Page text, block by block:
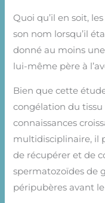
Quoi qu’il en soit,
son nom lorsqu’il
donné au moins
lui-même père à
Bien que cette
congélation du tissu
connaissances
multidisciplinaire, il
de récupérer et de
spermatozoïdes de
péripubères avant